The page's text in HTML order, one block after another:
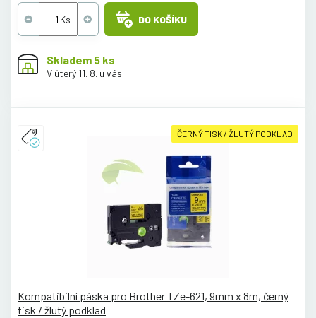
DO KOŠÍKU
Skladem 5 ks
V úterý 11. 8. u vás
ČERNÝ TISK / ŽLUTÝ PODKLAD
Kompatibilní páska pro Brother TZe-621, 9mm x 8m, černý
tisk / žlutý podklad